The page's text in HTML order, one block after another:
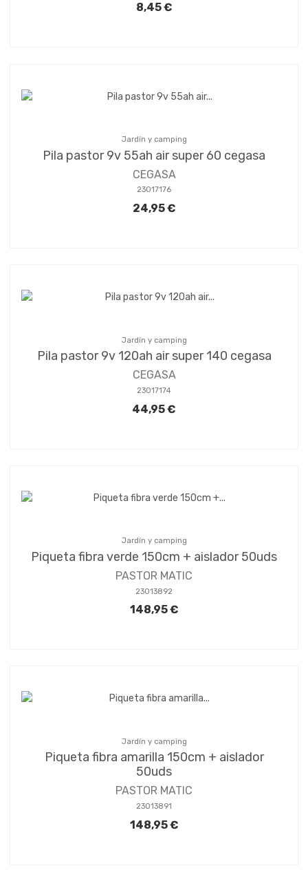
8,45 €
Jardín y camping
Pila pastor 9v 55ah air super 60 cegasa
CEGASA
23017176
24,95 €
Jardín y camping
Pila pastor 9v 120ah air super 140 cegasa
CEGASA
23017174
44,95 €
Jardín y camping
Piqueta fibra verde 150cm + aislador 50uds
PASTOR MATIC
23013892
148,95 €
Jardín y camping
Piqueta fibra amarilla 150cm + aislador
50uds
PASTOR MATIC
23013891
148,95 €